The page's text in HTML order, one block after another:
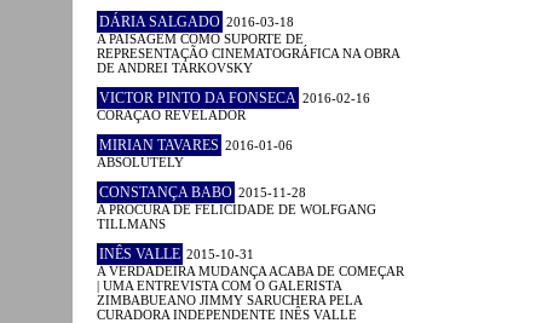
DÁRIA SALGADO 2016-03-18
A PAISAGEM COMO SUPORTE DE
REPRESENTAÇÃO CINEMATOGRÁFICA NA OBRA
DE ANDREI TARKOVSKY
VICTOR PINTO DA FONSECA 2016-02-16
CORAÇÃO REVELADOR
MIRIAN TAVARES 2016-01-06
ABSOLUTELY
CONSTANÇA BABO 2015-11-28
A PROCURA DE FELICIDADE DE WOLFGANG
TILLMANS
INÊS VALLE 2015-10-31
A VERDADEIRA MUDANÇA ACABA DE COMEÇAR
| UMA ENTREVISTA COM O GALERISTA
ZIMBABUEANO JIMMY SARUCHERA PELA
CURADORA INDEPENDENTE INÊS VALLE